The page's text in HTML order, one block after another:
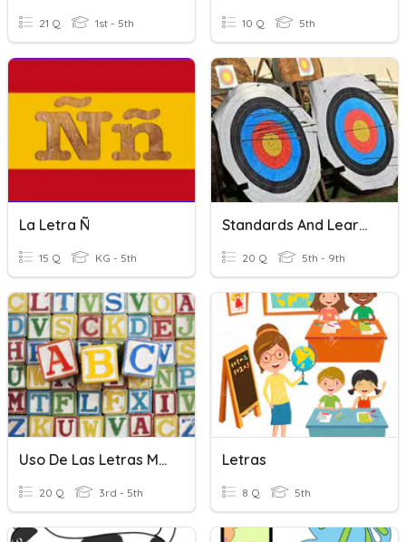
21 Q 1st - 5th 10 Q 5th
La Letra Ñ
15 Q KG - 5th
Standards And Learning Targets
20 Q 5th - 9th
Uso De Las Letras Mayúsculas
20 Q 3rd - 5th
Letras
8 Q 5th